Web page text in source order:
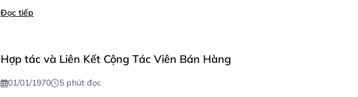
Đọc tiếp
Hợp tác và Liên Kết Cộng Tác Viên Bán Hàng
01/01/1970
5 phút đọc